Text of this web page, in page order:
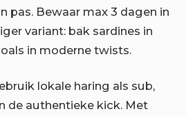
pas. Bewaar max 3 dagen in
variant: bak sardines in
in moderne twists.
lokale haring als sub,
de authentieke kick. Met